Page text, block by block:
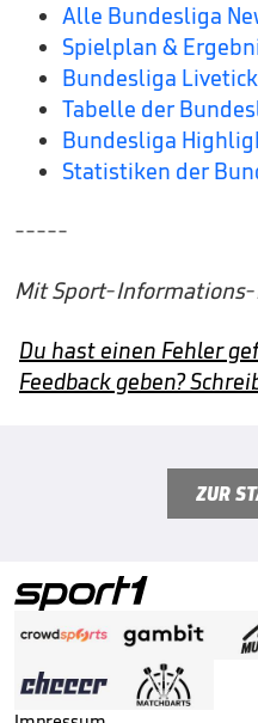
Alle Bundesliga
Spielplan &
Bundesliga
Tabelle der
Bundesliga
Statistiken der
-----
Mit Sport-Informations-
Du hast einen Fehler
Feedback geben?
ZUR